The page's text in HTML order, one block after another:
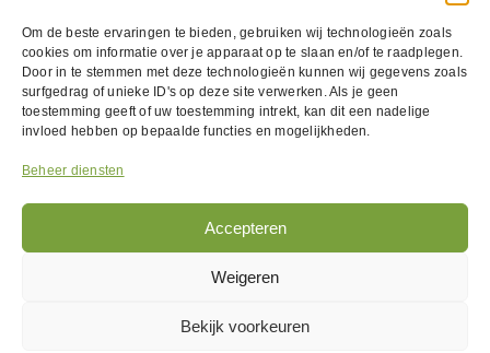
Om de beste ervaringen te bieden, gebruiken wij technologieën zoals
cookies om informatie over je apparaat op te slaan en/of te raadplegen.
Door in te stemmen met deze technologieën kunnen wij gegevens zoals
surfgedrag of unieke ID's op deze site verwerken. Als je geen
toestemming geeft of uw toestemming intrekt, kan dit een nadelige
invloed hebben op bepaalde functies en mogelijkheden.
Beheer diensten
Accepteren
Weigeren
Bekijk voorkeuren
Maandag: gesloten
Dinsdag:09:30 t/m 17:00
Woensdag:09:30 t/m 17:00
Donderdag:09:30 t/m 17:00
Vrijdag:09:30 t/m 17:00
Zondag: gesloten
Volg ons